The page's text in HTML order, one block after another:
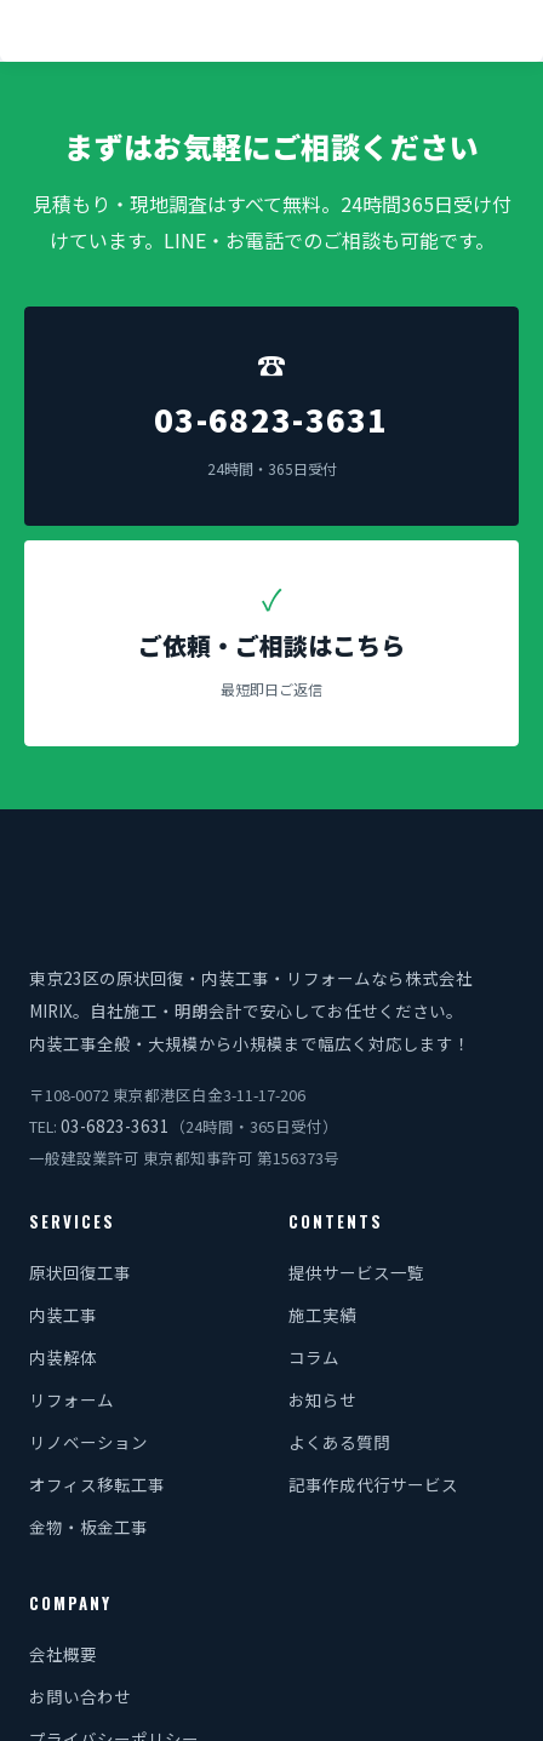
まずはお気軽にご相談ください
見積もり・現地調査はすべて無料。24時間365日受け付
けています。LINE・お電話でのご相談も可能です。
☎
03-6823-3631
24時間・365日受付
✓
ご依頼・ご相談はこちら
最短即日ご返信
東京23区の原状回復・内装工事・リフォームなら株式会社
MIRIX。自社施工・明朗会計で安心してお任せください。
内装工事全般・大規模から小規模まで幅広く対応します！
〒108-0072 東京都港区白金3-11-17-206
TEL: 03-6823-3631
（24時間・365日受付）
一般建設業許可 東京都知事許可 第156373号
SERVICES
原状回復工事
内装工事
内装解体
リフォーム
リノベーション
オフィス移転工事
金物・板金工事
CONTENTS
提供サービス一覧
施工実績
コラム
お知らせ
よくある質問
記事作成代行サービス
COMPANY
会社概要
お問い合わせ